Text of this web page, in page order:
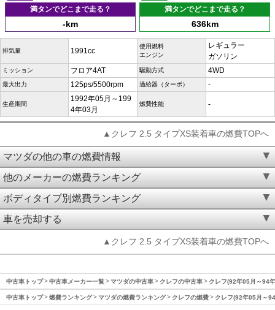
満タンでどこまで走る？
-km
満タンでどこまで走る？
636km
排気量 1991cc
使用燃料
エンジン
レギュラー
ガソリン
ミッション フロア4AT 駆動方式 4WD
最大出力 125ps/5500rpm 過給器（ターボ） -
生産期間
1992年05月～199
4年03月
燃費性能 -
▲クレフ 2.5 タイプXS装着車の燃費TOPへ
マツダの他の車の燃費情報
他のメーカーの燃費ランキング
ボディタイプ別燃費ランキング
車を売却する
▲クレフ 2.5 タイプXS装着車の燃費TOPへ
中古車トップ 中古車メーカー一覧 マツダの中古車 クレフの中古車 クレフ(92年05月～94
中古車トップ 燃費ランキング マツダの燃費ランキング クレフの燃費 クレフ(92年05月～